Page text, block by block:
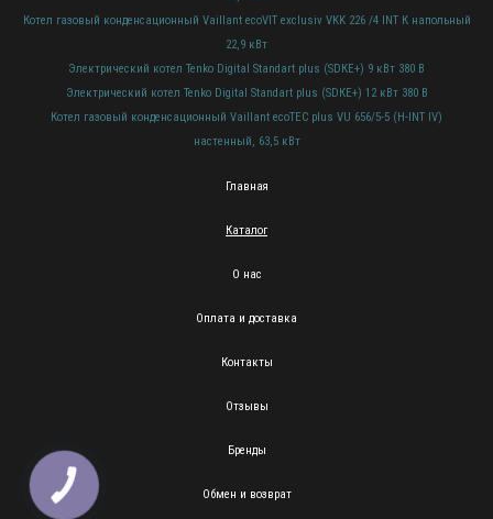
Котел газовый конденсационный Vaillant ecoVIT exclusiv VKK 226 /4 INT К напольный
22,9 кВт
Электрический котел Tenko Digital Standart plus (SDКЕ+) 9 кВт 380 В
Электрический котел Tenko Digital Standart plus (SDКЕ+) 12 кВт 380 В
Котел газовый конденсационный Vaillant ecoTEC plus VU 656/5-5 (H-INT IV)
настенный, 63,5 кВт
Главная
Каталог
О нас
Оплата и доставка
Контакты
Отзывы
Бренды
Обмен и возврат
КНОПКА
ЗВ'ЯЗКУ